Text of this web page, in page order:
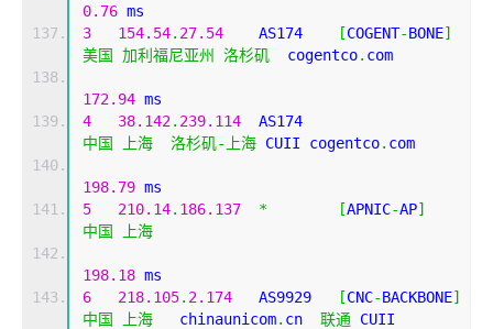
0.76 ms
3
154.54. 27.54
    AS174
[COGENT-BONE]
美国
加利福尼亚州 洛杉矶
  cogentco
. com
172.94 ms
4
38.142. 239.114
中国
上海 洛杉矶-上海 CUII cogentco. com
198.79 ms
5
210.14. 186.137 * [APNIC-AP]
中国
上海
198.18 ms
6
218.105. 2.174
   AS9929
[CNC-BACKBONE]
中国
上海
   chinaunicom
. cn 联通 CUII